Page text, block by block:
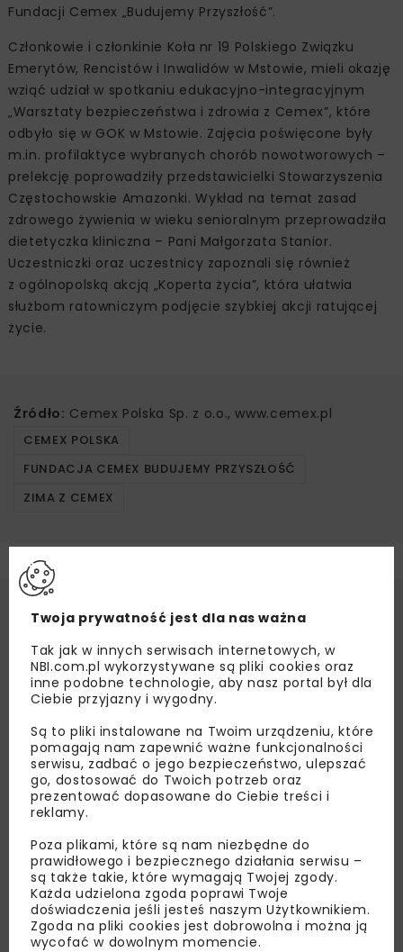
Fundacji Cemex „Budujemy Przyszłość”.
Członkowie i członkinie Koła nr 19 Polskiego Związku
Emerytów, Rencistów i Inwalidów w Mstowie, mieli okazję
wziąć udział w spotkaniu edukacyjno-integracyjnym
„Warsztaty bezpieczeństwa i zdrowia z Cemex”, które
odbyło się w GOK w Mstowie. Zajęcia poświęcone były
m.in. profilaktyce wybranych chorób nowotworowych –
prelekcję poprowadziły przedstawicielki Stowarzyszenia
Częstochowskie Amazonki. Wykład na temat zasad
zdrowego żywienia w wieku senioralnym przeprowadziła
dietetyczka kliniczna – Pani Małgorzata Stanior.
Uczestniczki oraz uczestnicy zapoznali się również
z ogólnopolską akcją „Koperta życia”, która ułatwia
służbom ratowniczym podjęcie szybkiej akcji ratującej
życie.
Źródło: Cemex Polska Sp. z o.o., www.cemex.pl
CEMEX POLSKA
FUNDACJA CEMEX BUDUJEMY PRZYSZŁOŚĆ
ZIMA Z CEMEX
Twoja prywatność jest dla nas ważna
Tak jak w innych serwisach internetowych, w
NBI.com.pl wykorzystywane są pliki cookies oraz
inne podobne technologie, aby nasz portal był dla
Ciebie przyjazny i wygodny.
Są to pliki instalowane na Twoim urządzeniu, które
pomagają nam zapewnić ważne funkcjonalności
serwisu, zadbać o jego bezpieczeństwo, ulepszać
go, dostosować do Twoich potrzeb oraz
prezentować dopasowane do Ciebie treści i
reklamy.
Poza plikami, które są nam niezbędne do
prawidłowego i bezpiecznego działania serwisu –
są także takie, które wymagają Twojej zgody.
Każda udzielona zgoda poprawi Twoje
doświadczenia jeśli jesteś naszym Użytkownikiem.
Zgoda na pliki cookies jest dobrowolna i można ją
wycofać w dowolnym momencie.